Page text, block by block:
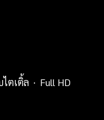
ตเติ้ล
Full HD